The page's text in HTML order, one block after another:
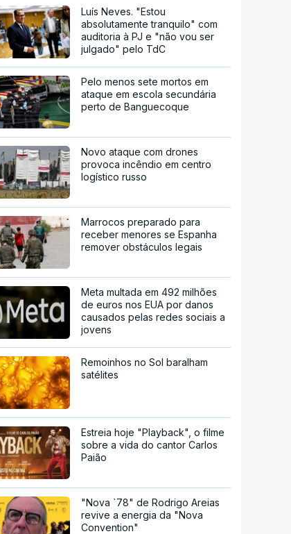
Luís Neves. "Estou
absolutamente tranquilo" com
auditoria à PJ e "não vou ser
julgado" pelo TdC
Pelo menos sete mortos em
ataque em escola secundária
perto de Banguecoque
Novo ataque com drones
provoca incêndio em centro
logístico russo
Marrocos preparado para
receber menores se Espanha
remover obstáculos legais
Meta multada em 492 milhões
de euros nos EUA por danos
causados pelas redes sociais a
jovens
Remoinhos no Sol baralham
satélites
Estreia hoje "Playback", o filme
sobre a vida do cantor Carlos
Paião
"Nova `78" de Rodrigo Areias
revive a energia da "Nova
Convention"